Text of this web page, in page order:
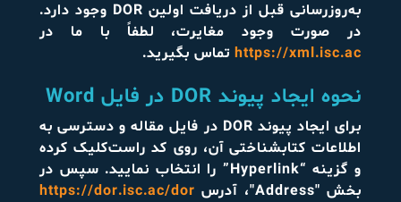
به‌روزرسانی قبل از دریافت اولین DOR وجود دارد.
در صورت وجود مغایرت، لطفاً با ما در
https://xml.isc.ac تماس بگیرید.
نحوه ایجاد پیوند DOR در فایل Word
برای ایجاد پیوند DOR در فایل مقاله و دسترسی به
اطلاعات کتابشناختی آن، روی کد راست‌کلیک کرده
و گزینه “Hyperlink” را انتخاب نمایید. سپس در
بخش "Address"، آدرس
https://dor.isc.ac/dor